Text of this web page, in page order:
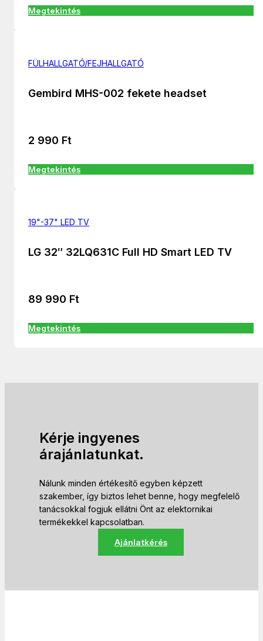
Megtekintés
FÜLHALLGATÓ/FEJHALLGATÓ
Gembird MHS-002 fekete headset
2 990 Ft
Megtekintés
19"-37" LED TV
LG 32″ 32LQ631C Full HD Smart LED TV
89 990 Ft
Megtekintés
Kérje ingyenes
árajánlatunkat.
Nálunk minden értékesítő egyben képzett
szakember, így biztos lehet benne, hogy megfelelő
tanácsokkal fogjuk ellátni Önt az elektornikai
termékekkel kapcsolatban.
Ajánlatkérés